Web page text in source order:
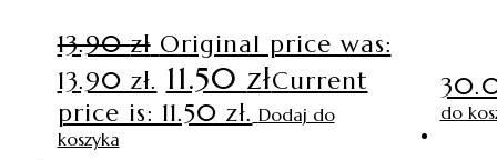
13.90zł Original price was:
13.90 zł. 11.50 złCurrent
price is: 11.50 zł. Dodaj do
koszyka
do